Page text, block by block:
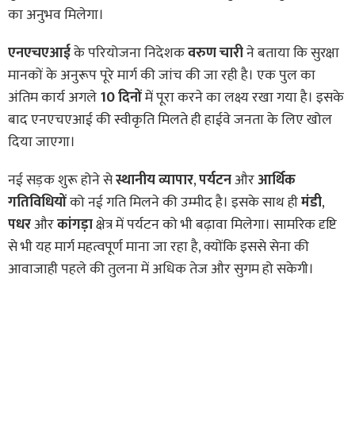
का अनुभव मिलेगा।
एनएचएआईके परियोजना निदेशकवरुण चारीने बताया कि सुरक्षा
मानकों के अनुरूप पूरे मार्ग की जांच की जा रही है। एक पुल का
अंतिम कार्य अगले10 दिनोंमें पूरा करने का लक्ष्य रखा गया है। इसके
बाद एनएचएआई की स्वीकृति मिलते ही हाईवे जनता के लिए खोल
दिया जाएगा।
नई सड़क शुरू होने सेस्थानीय व्यापार,पर्यटनऔरआर्थिक
गतिविधियोंको नई गति मिलने की उम्मीद है। इसके साथ हीमंडी,
पधरऔरकांगड़ाक्षेत्र में पर्यटन को भी बढ़ावा मिलेगा। सामरिक दृष्टि
से भी यह मार्ग महत्वपूर्ण माना जा रहा है, क्योंकि इससे सेना की
आवाजाही पहले की तुलना में अधिक तेज और सुगम हो सकेगी।